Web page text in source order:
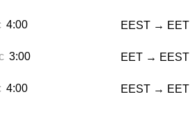
4:00 EEST → EET
3:00 EET → EEST
4:00 EEST → EET